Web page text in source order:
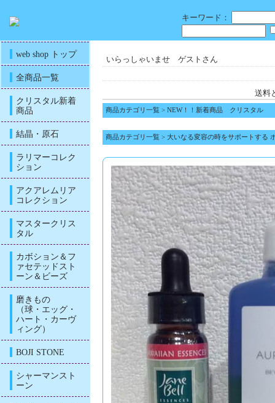
キーワード：
web shop トップ
全商品一覧
クリスタル新着
商品
結晶・原石
ラリマーコレク
ション
アクアレムリア
コレクション
マスタークリス
タル
カボション＆フ
ァセテッドスト
ーン＆ビーズ
磨きもの
（球・エッグ・
ハート・カーヴ
ィング）
BOJI STONE
シャーマンスト
ーン
いらっしゃいませ ゲストさん
送料
商品カテゴリ一覧 > NEW！！新着商品 クリスタル
商品カテゴリ一覧 > 大いなる変容の時をサポートする